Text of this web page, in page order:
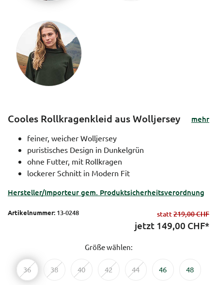
Cooles Rollkragenkleid aus Wolljersey
mehr
feiner, weicher Wolljersey
puristisches Design in Dunkelgrün
ohne Futter, mit Rollkragen
lockerer Schnitt in Modern Fit
Hersteller/Importeur gem. Produktsicherheitsverordnung
Artikelnummer: 13-0248 statt219,00 CHF
jetzt 149,00 CHF*
Größe wählen:
36 38 40 42 44 46 48